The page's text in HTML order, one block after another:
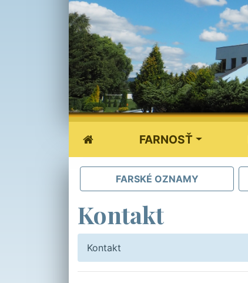
FARNOSŤ
FARSKÉ OZNAMY
Kontakt
Kontakt